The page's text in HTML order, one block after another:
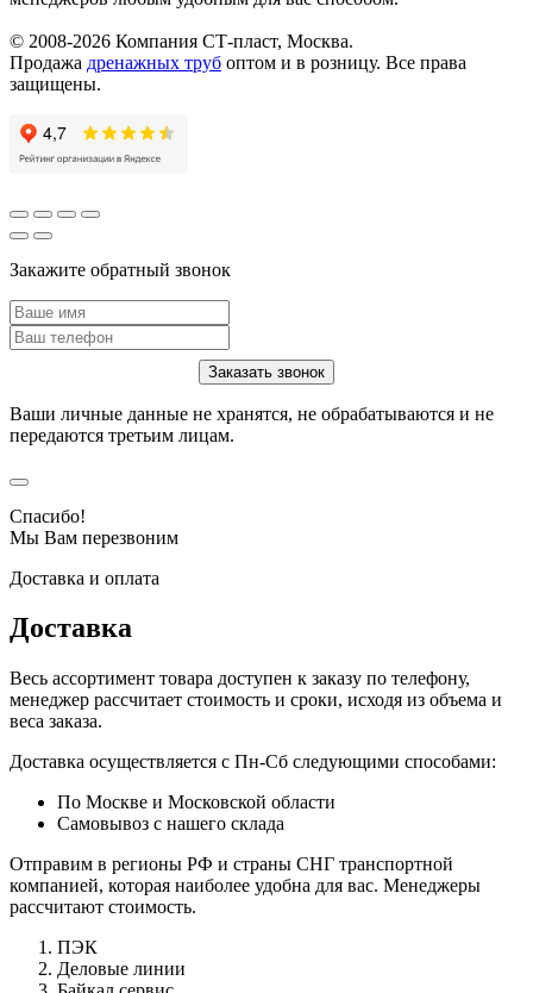
© 2008-2026 Компания СТ-пласт, Москва.
Продажа дренажных труб оптом и в розницу. Все права
защищены.
Закажите обратный звонок
Ваши личные данные не хранятся, не обрабатываются и не
передаются третьим лицам.
Спасибо!
Мы Вам перезвоним
Доставка и оплата
Доставка
Весь ассортимент товара доступен к заказу по телефону,
менеджер рассчитает стоимость и сроки, исходя из объема и
веса заказа.
Доставка осуществляется с Пн-Сб следующими способами:
По Москве и Московской области
Самовывоз с нашего склада
Отправим в регионы РФ и страны СНГ транспортной
компанией, которая наиболее удобна для вас. Менеджеры
рассчитают стоимость.
ПЭК
Деловые линии